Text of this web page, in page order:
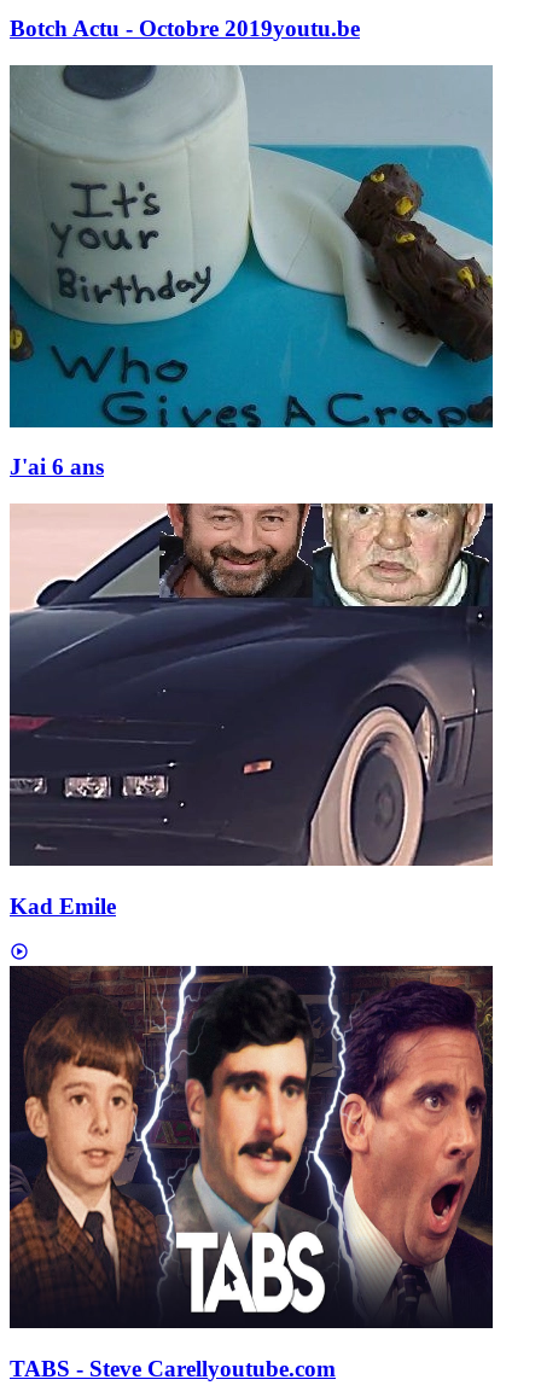
Botch Actu - Octobre 2019youtu.be
J'ai 6 ans
Kad Emile
TABS - Steve Carellyoutube.com